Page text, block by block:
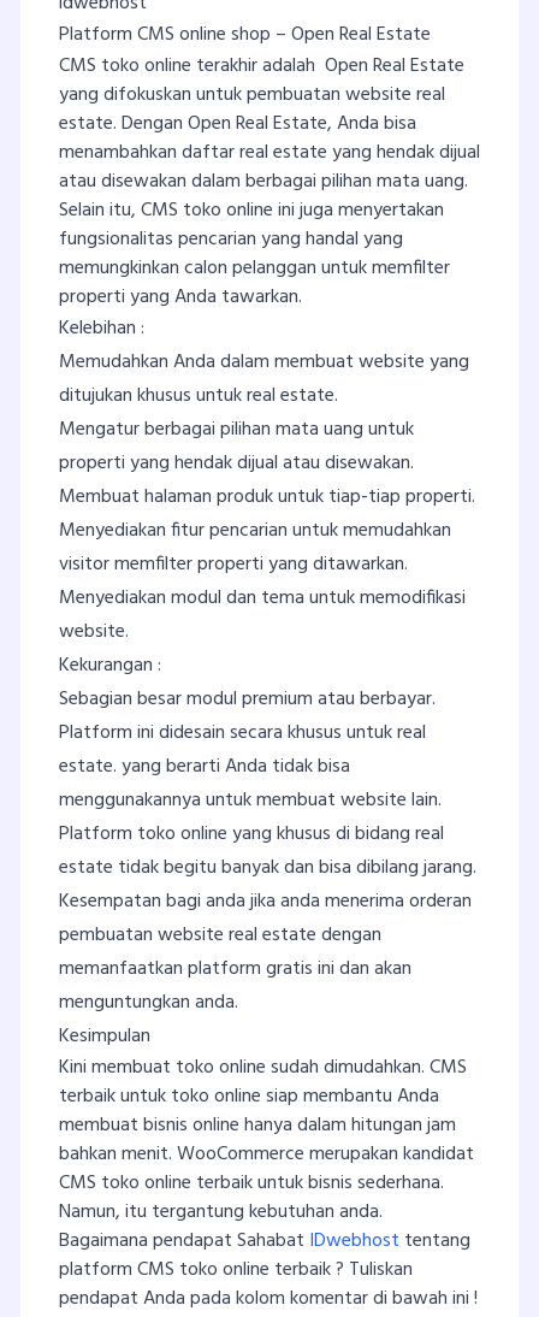
Platform CMS online shop – Open Real Estate
CMS toko online terakhir adalah Open Real Estate
yang difokuskan untuk pembuatan website real
estate. Dengan Open Real Estate, Anda bisa
menambahkan daftar real estate yang hendak dijual
atau disewakan dalam berbagai pilihan mata uang.
Selain itu, CMS toko online ini juga menyertakan
fungsionalitas pencarian yang handal yang
memungkinkan calon pelanggan untuk memfilter
properti yang Anda tawarkan.
Kelebihan :
Memudahkan Anda dalam membuat website yang
ditujukan khusus untuk real estate.
Mengatur berbagai pilihan mata uang untuk
properti yang hendak dijual atau disewakan.
Membuat halaman produk untuk tiap-tiap properti.
Menyediakan fitur pencarian untuk memudahkan
visitor memfilter properti yang ditawarkan.
Menyediakan modul dan tema untuk memodifikasi
website.
Kekurangan :
Sebagian besar modul premium atau berbayar.
Platform ini didesain secara khusus untuk real
estate. yang berarti Anda tidak bisa
menggunakannya untuk membuat website lain.
Platform toko online yang khusus di bidang real
estate tidak begitu banyak dan bisa dibilang jarang.
Kesempatan bagi anda jika anda menerima orderan
pembuatan website real estate dengan
memanfaatkan platform gratis ini dan akan
menguntungkan anda.
Kesimpulan
Kini membuat toko online sudah dimudahkan. CMS
terbaik untuk toko online siap membantu Anda
membuat bisnis online hanya dalam hitungan jam
bahkan menit. WooCommerce merupakan kandidat
CMS toko online terbaik untuk bisnis sederhana.
Namun, itu tergantung kebutuhan anda.
Bagaimana pendapat Sahabat IDwebhost tentang
platform CMS toko online terbaik ? Tuliskan
pendapat Anda pada kolom komentar di bawah ini !